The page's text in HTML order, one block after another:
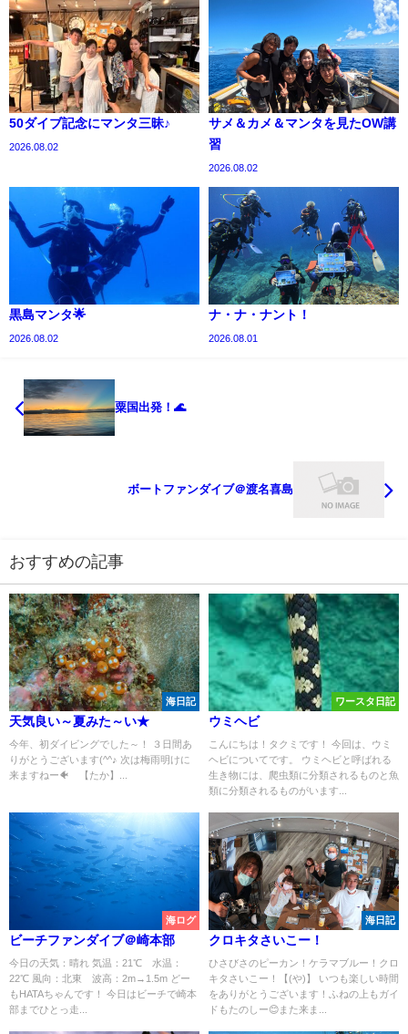
50ダイブ記念にマンタ三昧♪
2026.08.02
サメ＆カメ＆マンタを見たOW講
習
2026.08.02
黒島マンタ🌟
2026.08.02
ナ・ナ・ナント！
2026.08.01
粟国出発！🌊
ボートファンダイブ＠渡名喜島
おすすめの記事
海日記
天気良い～夏みた～い★
今年、初ダイビングでした～！ ３日間あ
りがとうございます(^^♪ 次は梅雨明けに
来ますねー🐠 【たか】...
ワースタ日記
ウミヘビ
こんにちは！タクミです！ 今回は、ウミ
ヘビについてです。 ウミヘビと呼ばれる
生き物には、爬虫類に分類されるものと魚
類に分類されるものがいます...
海ログ
ビーチファンダイブ＠崎本部
今日の天気：晴れ 気温：21℃ 水温：
22℃ 風向：北東 波高：2m→1.5m どー
もHATAちゃんです！ 今日はビーチで崎本
部までひとっ走...
海日記
クロキタさいこー！
ひさびさのピーカン！ケラマブルー！クロ
キタさいこー！【(や)】 いつも楽しい時間
をありがとうございます！ふねの上もガイ
ドもたのしー😊また来ま...